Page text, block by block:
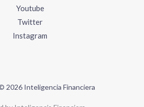
Youtube
Twitter
Instagram
2026 Inteligencia Financiera